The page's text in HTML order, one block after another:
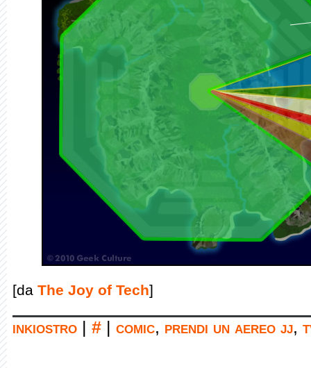
[da The Joy of Tech]
inkiostro # comic, prendi un aereo jj,